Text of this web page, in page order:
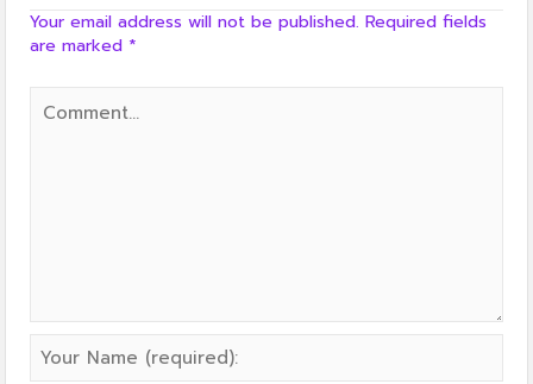
Your email address will not be published. Required fields
are marked *